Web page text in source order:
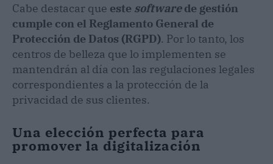
Cabe destacar que este softwarede gestión
cumple con el Reglamento General de
Protección de Datos (RGPD). Por lo tanto, los
centros de belleza que lo implementen se
mantendrán al día con las regulaciones legales
correspondientes a la protección de la
privacidad de sus clientes.
Una elección perfecta para
promover la digitalización